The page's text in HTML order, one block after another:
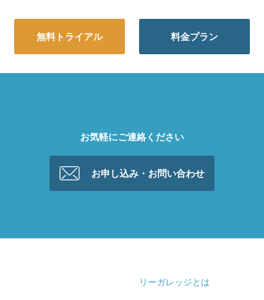
無料トライアル 料金プラン
お気軽にご連絡ください
お申し込み・お問い合わせ
リーガレッジとは